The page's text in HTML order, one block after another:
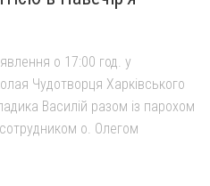
о 17:00 год. у
Чудотворця Харківського
Василій разом із парохом
о. Олегом